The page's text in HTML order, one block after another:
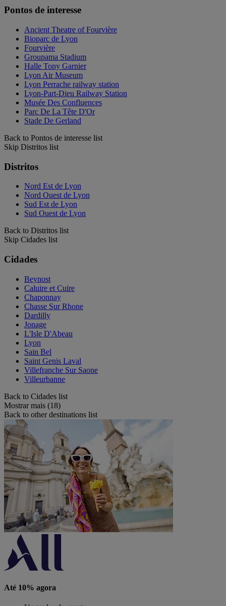
Pontos de interesse
Ancient Theatre of Fourvière
Bioparc de Lyon
Fourvière
Groupama Stadium
Halle Tony Garnier
Lyon Air Museum
Lyon Perrache railway station
Lyon-Part-Dieu Railway Station
Musée Des Confluences
Parc De La Tête D'Or
Stade De Gerland
Back to Pontos de interesse list
Skip Distritos list
Distritos
Nord Est de Lyon
Nord Ouest de Lyon
Sud Est de Lyon
Sud Ouest de Lyon
Back to Distritos list
Skip Cidades list
Cidades
Beynost
Caluire et Cuire
Chaponnay
Chasse Sur Rhone
Dardilly
Jonage
L'Isle D'Abeau
Lyon
Sain Bel
Saint Genis Laval
Villefranche Sur Saone
Villeurbanne
Back to Cidades list
Mostrar mais (18)
Back to other destinations list
Até 10% agora